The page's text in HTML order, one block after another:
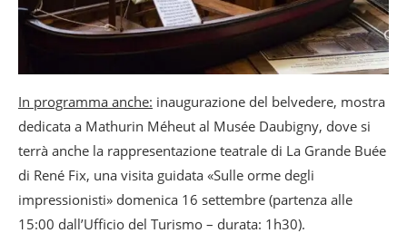
In programma anche: inaugurazione del belvedere, mostra
dedicata a Mathurin Méheut al Musée Daubigny, dove si
terrà anche la rappresentazione teatrale di La Grande Buée
di René Fix, una visita guidata «Sulle orme degli
impressionisti» domenica 16 settembre (partenza alle
15:00 dall’Ufficio del Turismo – durata: 1h30).